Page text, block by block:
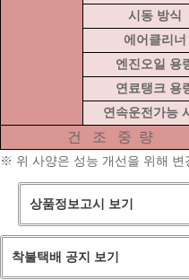
시동 방식
에어클리너
엔진오일 용
연료탱크 용
연속운전가능
건 조 중 량
※ 위 사양은 성능 개선을 위해 변
상품정보고시 보기
착불택배 공지 보기